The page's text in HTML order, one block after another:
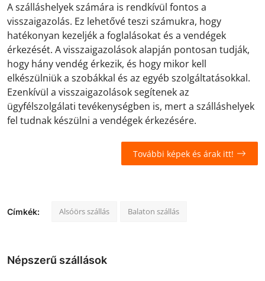
A szálláshelyek számára is rendkívül fontos a
visszaigazolás. Ez lehetővé teszi számukra, hogy
hatékonyan kezeljék a foglalásokat és a vendégek
érkezését. A visszaigazolások alapján pontosan tudják,
hogy hány vendég érkezik, és hogy mikor kell
elkészülniük a szobákkal és az egyéb szolgáltatásokkal.
Ezenkívül a visszaigazolások segítenek az
ügyfélszolgálati tevékenységben is, mert a szálláshelyek
fel tudnak készülni a vendégek érkezésére.
További képek és árak itt!
Címkék: Alsóörs szállás Balaton szállás
Népszerű szállások